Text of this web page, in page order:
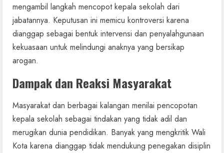
mengambil langkah mencopot kepala sekolah dari
jabatannya. Keputusan ini memicu kontroversi karena
dianggap sebagai bentuk intervensi dan penyalahgunaan
kekuasaan untuk melindungi anaknya yang bersikap
arogan.
Dampak dan Reaksi Masyarakat
Masyarakat dan berbagai kalangan menilai pencopotan
kepala sekolah sebagai tindakan yang tidak adil dan
merugikan dunia pendidikan. Banyak yang mengkritik Wali
Kota karena dianggap tidak mendukung penegakan disiplin